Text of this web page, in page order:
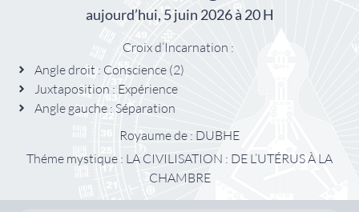
aujourd’hui, 5 juin 2026 à 20 H
Croix d’Incarnation :
Angle droit : Conscience (2)
Juxtaposition : Expérience
Angle gauche : Séparation
Royaume de : DUBHE
Théme mystique : LA CIVILISATION : DE L’UTÉRUS À LA
CHAMBRE